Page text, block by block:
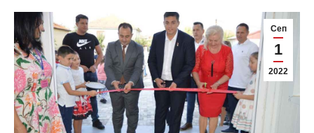
Сеп
1
2022